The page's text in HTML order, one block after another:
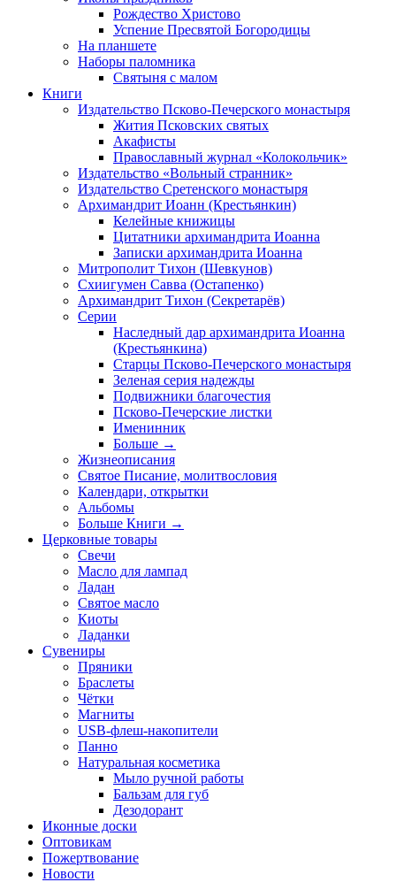
Рождество Христово
Успение Пресвятой Богородицы
На планшете
Наборы паломника
Святыня с малом
Книги
Издательство Псково-Печерского монастыря
Жития Псковских святых
Акафисты
Православный журнал «Колокольчик»
Издательство «Вольный странник»
Издательство Сретенского монастыря
Архимандрит Иоанн (Крестьянкин)
Келейные книжицы
Цитатники архимандрита Иоанна
Записки архимандрита Иоанна
Митрополит Тихон (Шевкунов)
Схиигумен Савва (Остапенко)
Архимандрит Тихон (Секретарёв)
Серии
Наследный дар архимандрита Иоанна
(Крестьянкина)
Старцы Псково-Печерского монастыря
Зеленая серия надежды
Подвижники благочестия
Псково-Печерские листки
Именинник
Больше →
Жизнеописания
Святое Писание, молитвословия
Календари, открытки
Альбомы
Больше Книги →
Церковные товары
Свечи
Масло для лампад
Ладан
Святое масло
Киоты
Ладанки
Сувениры
Пряники
Браслеты
Чётки
Магниты
USB-флеш-накопители
Панно
Натуральная косметика
Мыло ручной работы
Бальзам для губ
Дезодорант
Иконные доски
Оптовикам
Пожертвование
Новости